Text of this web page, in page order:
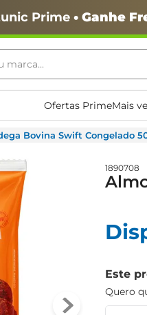
Prime• Ganhe
marca...
Ofertas PrimeMais
Bovina Swift Congelado
1890708
Este
Quero